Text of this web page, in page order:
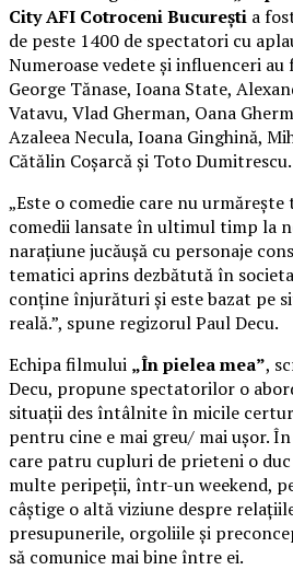
City AFI Cotroceni București a
de peste 1400 de spectatori cu
Numeroase vedete și influenceri
George Tănase, Ioana State,
Vatavu, Vlad Gherman, Oana
Azaleea Necula, Ioana Ginghină,
Cătălin Coșarcă și Toto Dumitrescu.
„Este o comedie care nu
comedii lansate în ultimul timp la
narațiune jucăușă cu personaje
tematici aprins dezbătută în
conține înjurături și este bazat pe
reală.”, spune regizorul Paul Decu.
Echipa filmului „În pielea mea”,
Decu, propune spectatorilor o
situații des întâlnite în micile
pentru cine e mai greu/ mai ușor.
care patru cupluri de prieteni o
multe peripeții, într-un weekend,
câștige o altă viziune despre
presupunerile, orgoliile și
să comunice mai bine între ei.